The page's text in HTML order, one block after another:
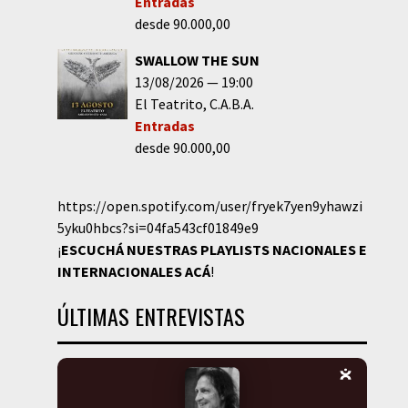
desde 90.000,00
SWALLOW THE SUN
13/08/2026
19:00
El Teatrito C.A.B.A.
Entradas
desde 90.000,00
https://open.spotify.com/user/fryek7yen9yhawzi
5yku0hbcs?si=04fa543cf01849e9
¡ESCUCHÁ NUESTRAS PLAYLISTS NACIONALES E
INTERNACIONALESACÁ!
ÚLTIMAS ENTREVISTAS